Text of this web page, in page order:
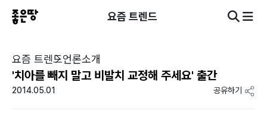
요즘 트렌드
요즘 트렌드언론소개
'치아를 빼지 말고 비발치 교정해 주세요' 출간
2014.05.01 공유하기